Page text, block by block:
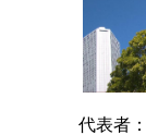
代表者